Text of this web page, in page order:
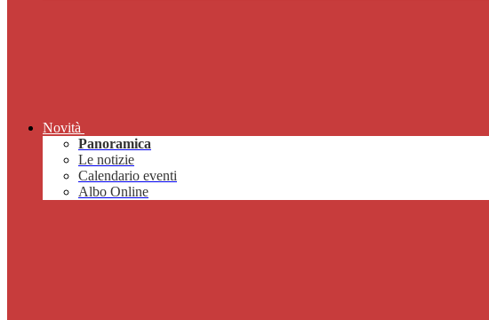
Novità
Panoramica
Le notizie
Calendario eventi
Albo Online